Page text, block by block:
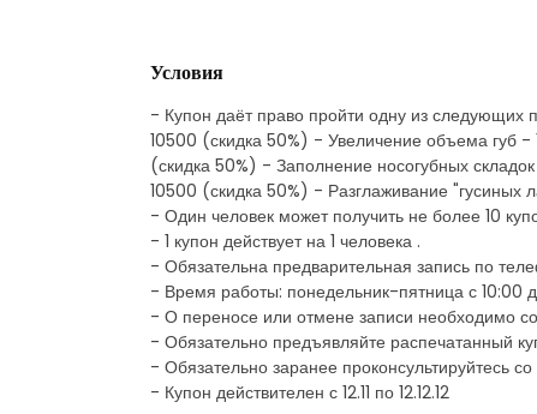
Условия
- Купон даёт право пройти одну из
10500 (скидка 50%) - Увеличение объема губ
(скидка 50%) - Заполнение носогубных
10500 (скидка 50%) - Разглаживание "гусиных
- Один человек может получить не более 10
- 1 купон действует на 1 человека .
- Обязательна предварительная запись по
- Время работы: понедельник-пятница с 10:00
- О переносе или отмене записи необходимо
- Обязательно предъявляйте распечатанный
- Обязательно заранее проконсультируйтесь
- Купон действителен с 12.11 по 12.12.12